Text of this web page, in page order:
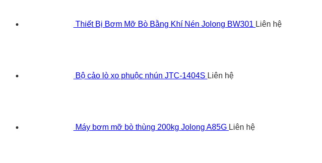
Thiết Bị Bơm Mỡ Bò Bằng Khí Nén Jolong BW301 Liên hệ
Bộ cảo lò xo phuộc nhún JTC-1404S Liên hệ
Máy bơm mỡ bò thùng 200kg Jolong A85G Liên hệ